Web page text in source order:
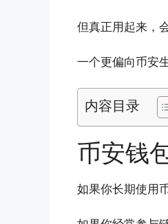
但真正用起来，
一个更偏向币安
内容目录
币安钱
如果你长期使用